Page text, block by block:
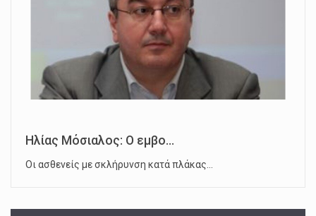
Ηλίας Μόσιαλος: Ο εμβο...
Οι ασθενείς με σκλήρυνση κατά πλάκας…